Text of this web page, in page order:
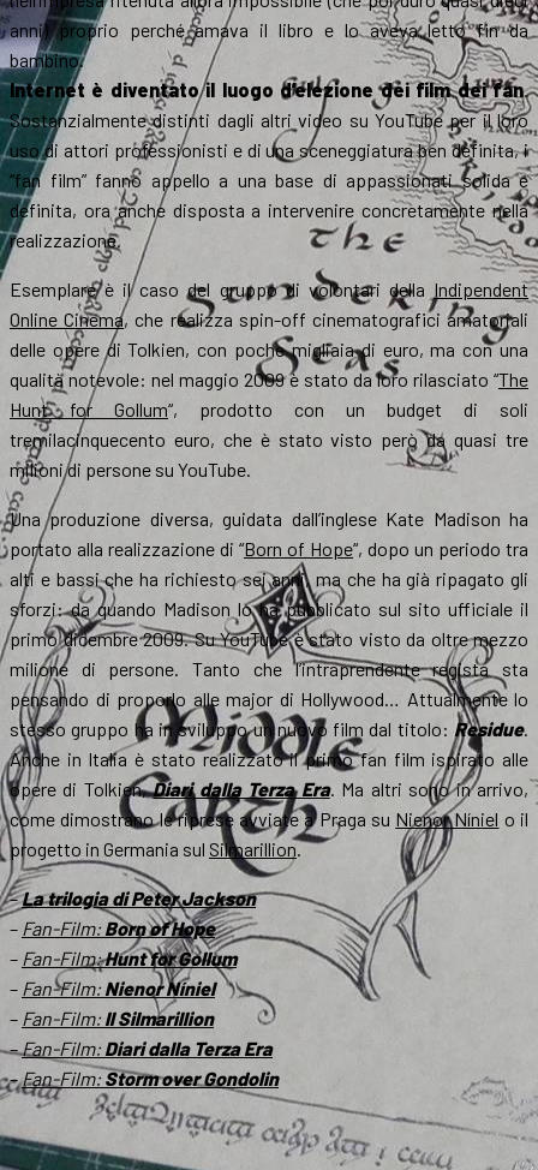
anni) proprio perché amava il libro e lo aveva letto fin da
bambino.
Internet è diventato il luogo d’elezione dei film dei fan.
Sostanzialmente distinti dagli altri video su YouTube per il loro
uso di attori professionisti e di una sceneggiatura ben definita, i
“fan film” fanno appello a una base di appassionati solida e
definita, ora anche disposta a intervenire concretamente nella
realizzazione.
Esemplare è il caso del gruppo di volontari della Indipendent
Online Cinema, che realizza spin-off cinematografici amatoriali
delle opere di Tolkien, con poche migliaia di euro, ma con una
qualità notevole: nel maggio 2009 è stato da loro rilasciato “The
Hunt for Gollum“, prodotto con un budget di soli
tremilacinquecento euro, che è stato visto però da quasi tre
milioni di persone su YouTube.
Una produzione diversa, guidata dall’inglese Kate Madison ha
portato alla realizzazione di “Born of Hope“, dopo un periodo tra
alti e bassi che ha richiesto sei anni, ma che ha già ripagato gli
sforzi: da quando Madison lo ha pubblicato sul sito ufficiale il
primo dicembre 2009. Su YouTube è stato visto da oltre mezzo
milione di persone. Tanto che l’intraprendente regista sta
pensando di proporlo alle major di Hollywood… Attualmente lo
stesso gruppo ha in sviluppo un nuovo film dal titolo: Residue.
Anche in Italia è stato realizzato il primo fan film ispirato alle
opere di Tolkien,Diari dalla Terza Era. Ma altri sono in arrivo,
come dimostrano le riprese avviate a Praga su Nienor Níniel o il
progetto in Germania sul Silmarillion.
–La trilogia di Peter Jackson
– Fan-Film:Born of Hope
– Fan-Film:Hunt for Gollum
– Fan-Film:Nienor Níniel
– Fan-Film:Il Silmarillion
–Fan-Film:Diari dalla Terza Era
–Fan-Film:Storm over Gondolin